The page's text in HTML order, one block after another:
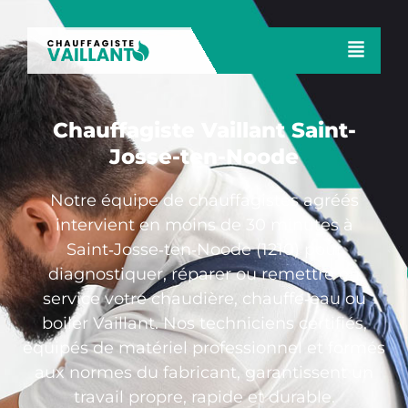
Chauffagiste Vaillant Saint-
Josse-ten-Noode
Notre équipe de chauffagistes agréés
intervient en moins de 30 minutes à
Saint‑Josse‑ten‑Noode (1210) pour
diagnostiquer, réparer ou remettre en
service votre chaudière, chauffe‑eau ou
boiler Vaillant. Nos techniciens certifiés,
équipés de matériel professionnel et formés
aux normes du fabricant, garantissent un
travail propre, rapide et durable.